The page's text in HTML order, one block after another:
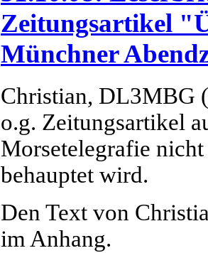
Zeitungsartikel
Münchner
Christian, DL3MBG
o.g. Zeitungsartikel
Morsetelegrafie
behauptet wird.
Den Text von
im Anhang.